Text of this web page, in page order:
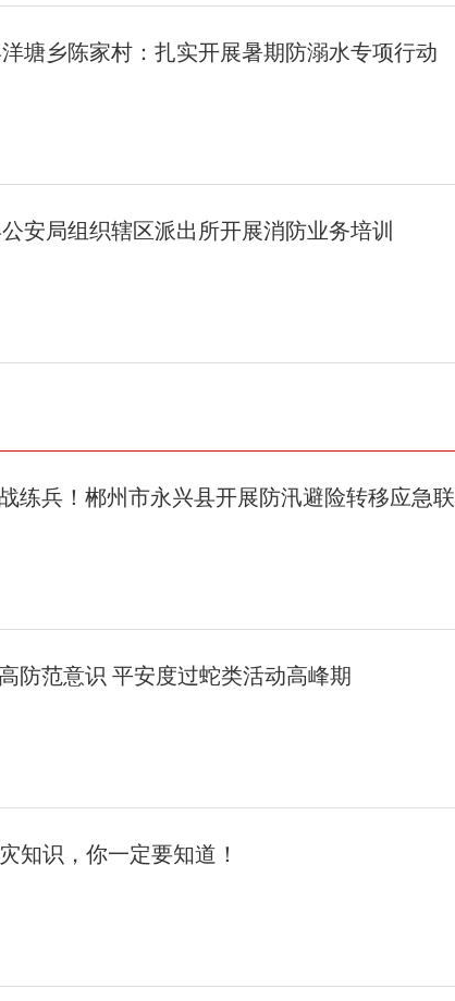
塘乡陈家村：扎实开展暑期防溺水专项行动
安局组织辖区派出所开展消防业务培训
练兵！郴州市永兴县开展防汛避险转移应急
防范意识 平安度过蛇类活动高峰期
知识，你一定要知道！